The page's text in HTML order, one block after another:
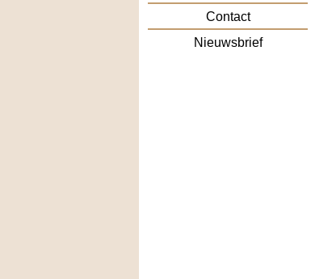
Contact
Nieuwsbrief